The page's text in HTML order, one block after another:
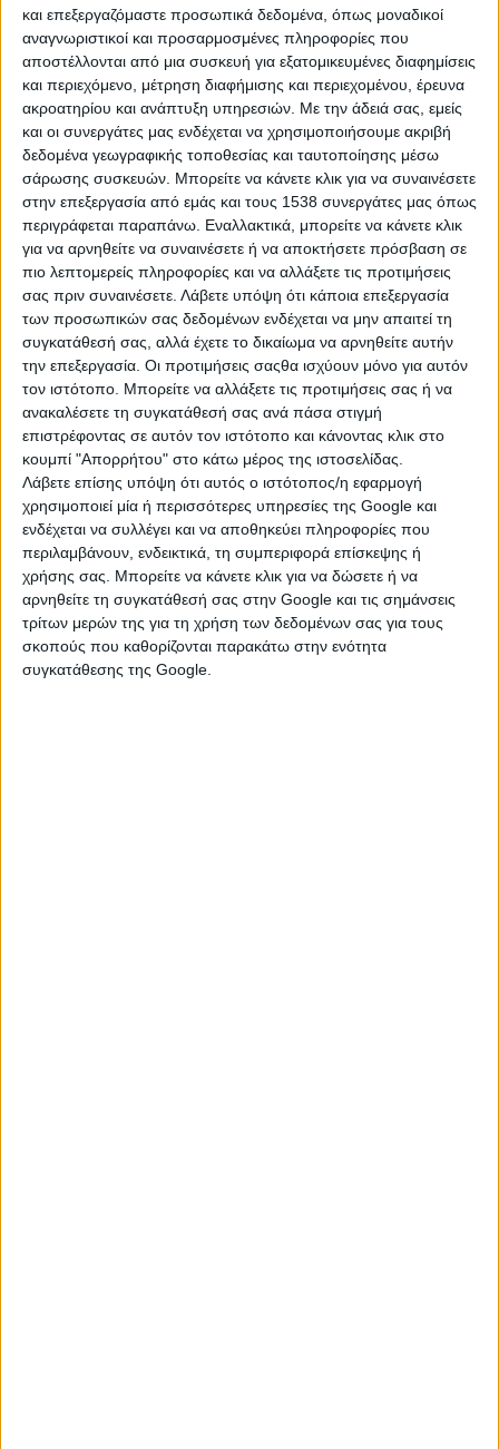
και επεξεργαζόμαστε προσωπικά δεδομένα, όπως μοναδικοί
αναγνωριστικοί και προσαρμοσμένες πληροφορίες που
αποστέλλονται από μια συσκευή για εξατομικευμένες διαφημίσεις
και περιεχόμενο, μέτρηση διαφήμισης και περιεχομένου, έρευνα
ακροατηρίου και ανάπτυξη υπηρεσιών. Με την άδειά σας, εμείς
και οι συνεργάτες μας ενδέχεται να χρησιμοποιήσουμε ακριβή
δεδομένα γεωγραφικής τοποθεσίας και ταυτοποίησης μέσω
σάρωσης συσκευών. Μπορείτε να κάνετε κλικ για να συναινέσετε
στην επεξεργασία από εμάς και τους 1538 συνεργάτες μας όπως
περιγράφεται παραπάνω. Εναλλακτικά, μπορείτε να κάνετε κλικ
για να αρνηθείτε να συναινέσετε ή να αποκτήσετε πρόσβαση σε
πιο λεπτομερείς πληροφορίες και να αλλάξετε τις προτιμήσεις
σας πριν συναινέσετε. Λάβετε υπόψη ότι κάποια επεξεργασία
των προσωπικών σας δεδομένων ενδέχεται να μην απαιτεί τη
συγκατάθεσή σας, αλλά έχετε το δικαίωμα να αρνηθείτε αυτήν
την επεξεργασία. Οι προτιμήσεις σαςθα ισχύουν μόνο για αυτόν
τον ιστότοπο. Μπορείτε να αλλάξετε τις προτιμήσεις σας ή να
ανακαλέσετε τη συγκατάθεσή σας ανά πάσα στιγμή
επιστρέφοντας σε αυτόν τον ιστότοπο και κάνοντας κλικ στο
κουμπί "Απορρήτου" στο κάτω μέρος της ιστοσελίδας.
Λάβετε επίσης υπόψη ότι αυτός ο ιστότοπος/η εφαρμογή
χρησιμοποιεί μία ή περισσότερες υπηρεσίες της Google και
ενδέχεται να συλλέγει και να αποθηκεύει πληροφορίες που
περιλαμβάνουν, ενδεικτικά, τη συμπεριφορά επίσκεψης ή
χρήσης σας. Μπορείτε να κάνετε κλικ για να δώσετε ή να
αρνηθείτε τη συγκατάθεσή σας στην Google και τις σημάνσεις
τρίτων μερών της για τη χρήση των δεδομένων σας για τους
σκοπούς που καθορίζονται παρακάτω στην ενότητα
συγκατάθεσης της Google.
για τηΔημιουργία νέων θέσεων
εργασίας, η εταιρεία Vezyroglou Farm
για τηνΤαχύτερη οικονομική ανάπτυξη,
η εταιρεία Mailo’s The Pasta Project
για την Κορυφαία εξαγωγική
δραστηριότητα, η εταιρεία Ari Foods
για τηνΕνεργό συμμετοχή στο
πρόγραμμα, η εταιρεία Pharm24
για τηνΠροσφορά στο πρόγραμμα, η
εταιρεία Mediterra
για την κατηγορίαΚορυφαίος
Μέντορας, ο Μιλτιάδης Κορνάρος,
Investor / Strategic Advisor στην Orbis
Advisors